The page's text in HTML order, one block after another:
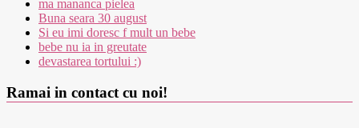
ma mananca pielea
Buna seara 30 august
Si eu imi doresc f mult un bebe
bebe nu ia in greutate
devastarea tortului :)
Ramai in contact cu noi!